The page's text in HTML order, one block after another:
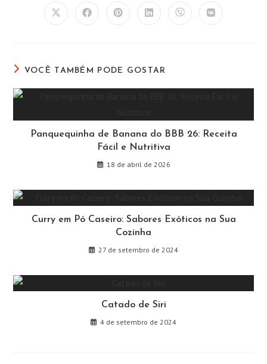
Abre Abre Abre Abre Abre Abre
VOCÊ TAMBÉM PODE GOSTAR
Panquequinha de Banana do BBB 26: Receita
Fácil e Nutritiva
18 de abril de 2026
Curry em Pó Caseiro: Sabores Exóticos na Sua
Cozinha
27 de setembro de 2024
Catado de Siri
4 de setembro de 2024